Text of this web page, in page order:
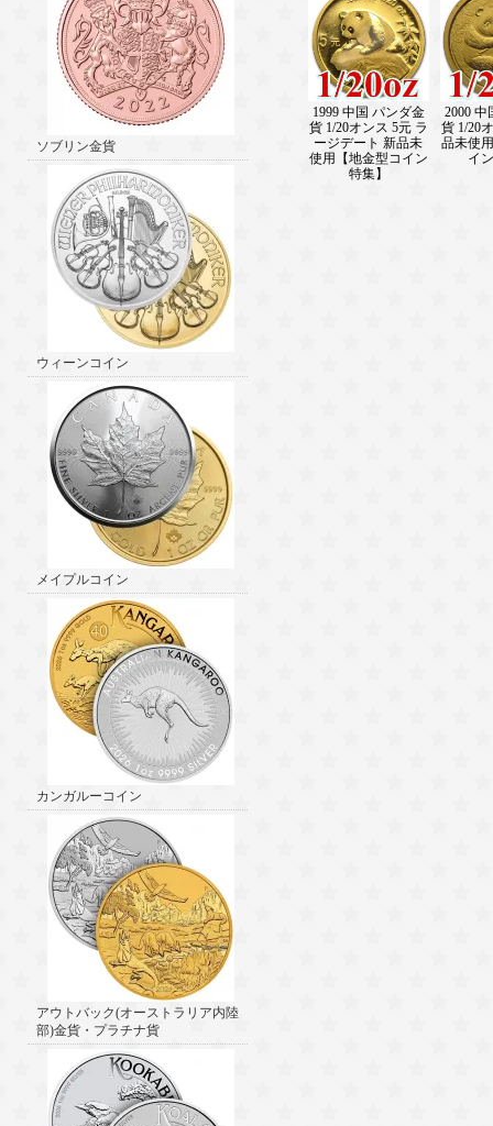
ソブリン金貨
ウィーンコイン
メイプルコイン
カンガルーコイン
アウトバック(オーストラリア内陸
部)金貨・プラチナ貨
1999 中国 パンダ金
貨 1/20オンス 5元 ラ
ージデート 新品未
使用【地金型コイン
特集】
2000 中
貨 1/20
品未使
イ